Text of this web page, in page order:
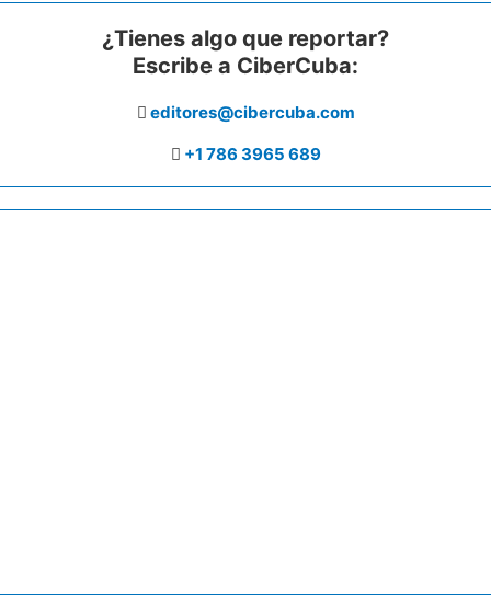
¿Tienes algo que reportar?
Escribe a CiberCuba:
editores@cibercuba.com
+1 786 3965 689